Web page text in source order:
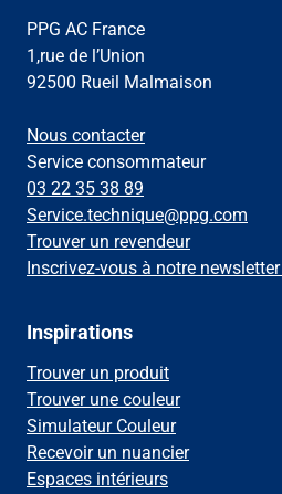
PPG AC France
1,rue de l’Union
92500 Rueil Malmaison
Nous contacter
Service consommateur
03 22 35 38 89
Service.technique@ppg.com
Trouver un revendeur
Inscrivez-vous à notre newsletter
Inspirations
Trouver un produit
Trouver une couleur
Simulateur Couleur
Recevoir un nuancier
Espaces intérieurs